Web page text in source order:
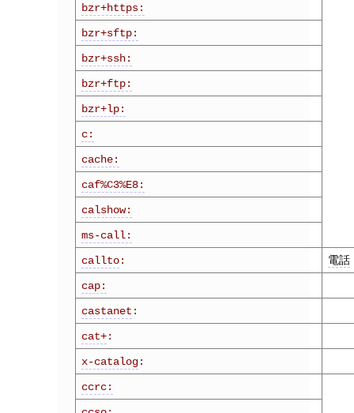
bzr+https:
bzr+sftp:
bzr+ssh:
bzr+ftp:
bzr+lp:
c:
cache:
caf%C3%E8:
calshow:
ms-call:
callto: 電話
cap:
castanet :
cat+:
x-catalog:
ccrc: